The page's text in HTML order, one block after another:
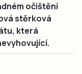
očištění
stěrková
která